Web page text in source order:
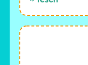
Christentum